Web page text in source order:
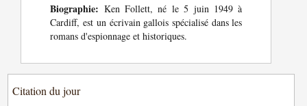
Biographie: Ken Follett, né le 5 juin 1949 à
Cardiff, est un écrivain gallois spécialisé dans les
romans d'espionnage et historiques.
Citation du jour